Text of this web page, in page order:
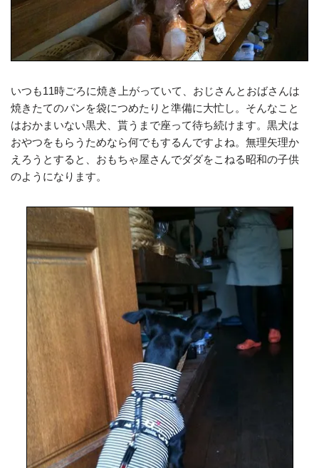
いつも11時ごろに焼き上がっていて、おじさんとおばさんは
焼きたてのパンを袋につめたりと準備に大忙し。そんなこと
はおかまいない黒犬、貰うまで座って待ち続けます。黒犬は
おやつをもらうためなら何でもするんですよね。無理矢理か
えろうとすると、おもちゃ屋さんでダダをこねる昭和の子供
のようになります。